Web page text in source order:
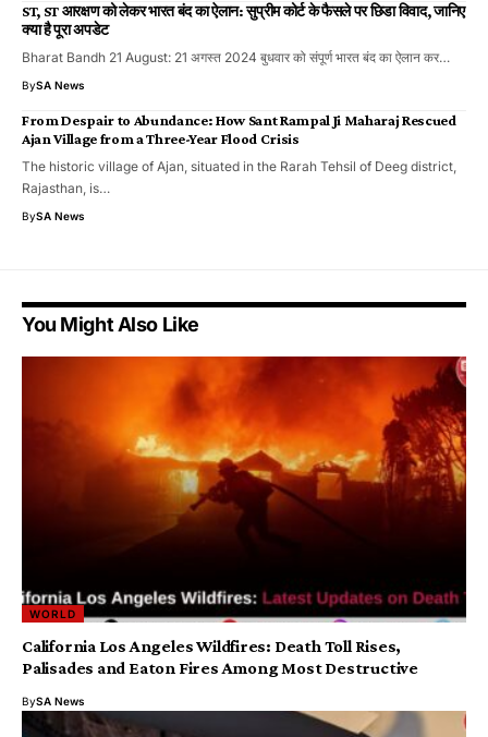
ST, ST आरक्षण को लेकर भारत बंद का ऐलान: सुप्रीम कोर्ट के फैसले पर छिडा विवाद, जानिए
क्या है पूरा अपडेट
Bharat Bandh 21 August: 21 अगस्त 2024 बुधवार को संपूर्ण भारत बंद का ऐलान कर…
BySA News
From Despair to Abundance: How Sant Rampal Ji Maharaj Rescued
Ajan Village from a Three-Year Flood Crisis
The historic village of Ajan, situated in the Rarah Tehsil of Deeg district,
Rajasthan, is…
BySA News
You Might Also Like
WORLD
California Los Angeles Wildfires: Death Toll Rises,
Palisades and Eaton Fires Among Most Destructive
BySA News